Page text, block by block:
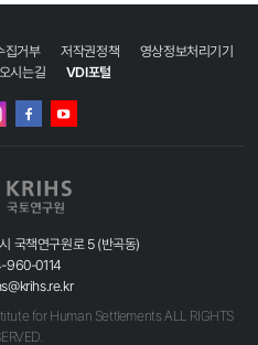
집거부 저작권정책
영상정보처리기기
오시는길 VDI포털
인스타그램
국책연구원로 5 (반곡동)
960-0114
for Human Settlements ALL RIGHTS